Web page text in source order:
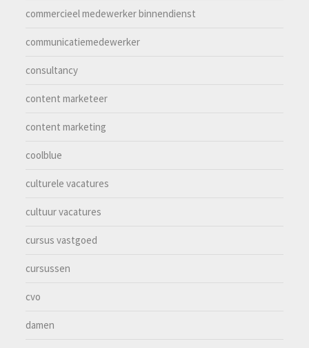
commercieel medewerker binnendienst
communicatiemedewerker
consultancy
content marketeer
content marketing
coolblue
culturele vacatures
cultuur vacatures
cursus vastgoed
cursussen
cvo
damen